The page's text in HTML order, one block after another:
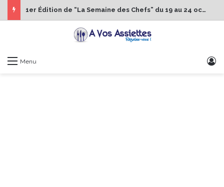
1er Édition de “La Semaine des Chefs” du 19 au 24 octobre 2026
Menu